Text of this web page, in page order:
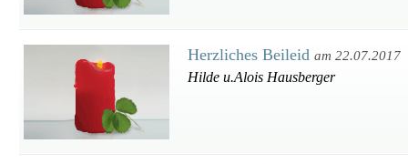
Herzliches Beileid am 22.07.2017
Hilde u.Alois Hausberger